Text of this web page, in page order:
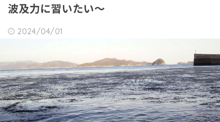
波及力に習いたい〜
2024/04/01